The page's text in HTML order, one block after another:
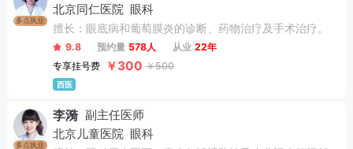
多点执业
北京同仁医院
眼科
擅长：眼底病和葡萄膜炎的诊断、药物治疗及手术治疗。
9.8 预约量 578人 从业 22年
专享挂号费
￥300 ￥500
西医
多点执业
李漪 副主任医师
北京儿童医院
眼科